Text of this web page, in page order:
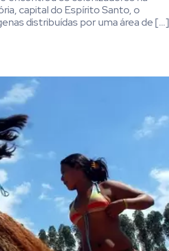
capital do Espírito Santo, o
distribuídas por uma área de […]